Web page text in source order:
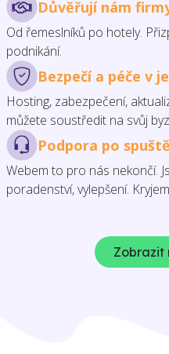
Důvěřují nám
Od řemeslníků po hotely.
podnikání.
Bezpečí a péče v
Hosting, zabezpečení,
můžete soustředit na svůj
Podpora po
Webem to pro nás nekončí.
poradenství, vylepšení.
Zobrazit